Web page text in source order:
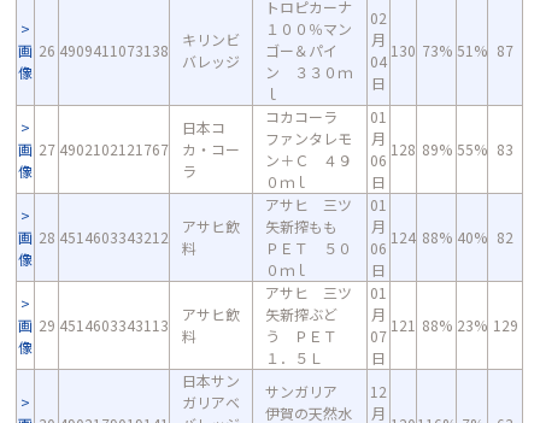
画
像
26 4909411073138
キリンビ
バレッジ
トロピカーナ
１００％マン
ゴー＆パイ
ン ３３０ｍ
ｌ
02
月
04
日
130 73% 51% 87
画
像
27 4902102121767
日本コ
カ・コー
ラ
コカコーラ
ファンタレモ
ン＋Ｃ ４９
０ｍｌ
01
月
06
日
128 89% 55% 83
画
像
28 4514603343212
アサヒ飲
料
アサヒ 三ツ
矢新搾もも
ＰＥＴ ５０
０ｍｌ
01
月
06
日
124 88% 40% 82
画
像
29 4514603343113
アサヒ飲
料
アサヒ 三ツ
矢新搾ぶど
う ＰＥＴ
１．５Ｌ
01
月
07
日
121 88% 23% 129
日本サン
ガリアベ
サンガリア
伊賀の天然水
12
月